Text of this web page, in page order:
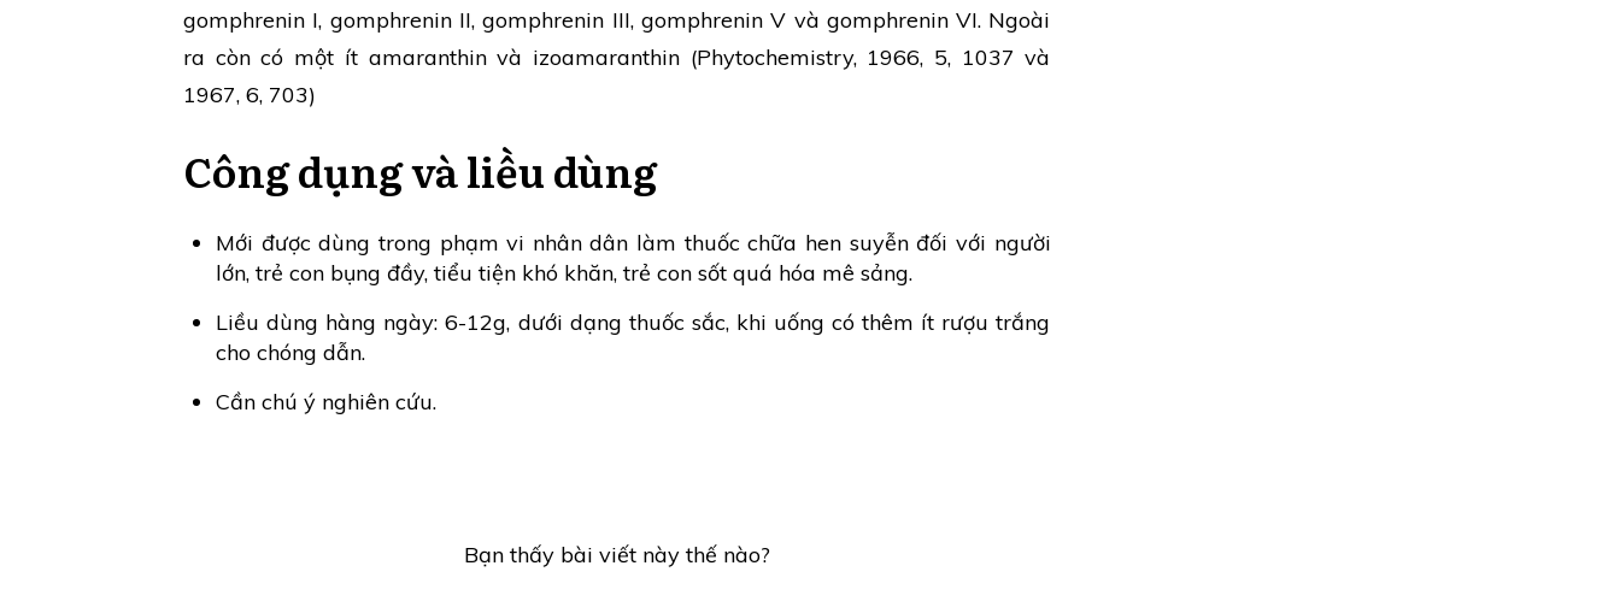
gomphrenin I, gomphrenin II, gomphrenin III, gomphrenin V và gomphrenin VI. Ngoài
ra còn có một ít amaranthin và izoamaranthin (Phytochemistry, 1966, 5, 1037 và
1967, 6, 703)
Công dụng và liều dùng
Mới được dùng trong phạm vi nhân dân làm thuốc chữa hen suyễn đối với người
lớn, trẻ con bụng đầy, tiểu tiện khó khăn, trẻ con sốt quá hóa mê sảng.
Liều dùng hàng ngày: 6-12g, dưới dạng thuốc sắc, khi uống có thêm ít rượu trắng
cho chóng dẫn.
Cần chú ý nghiên cứu.
Bạn thấy bài viết này thế nào?